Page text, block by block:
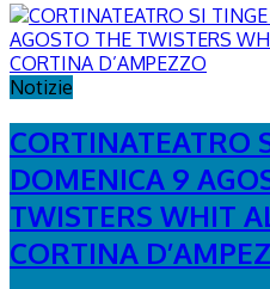
Notizie
CORTINATEATRO
DOMENICA 9
TWISTERS WHIT
CORTINA